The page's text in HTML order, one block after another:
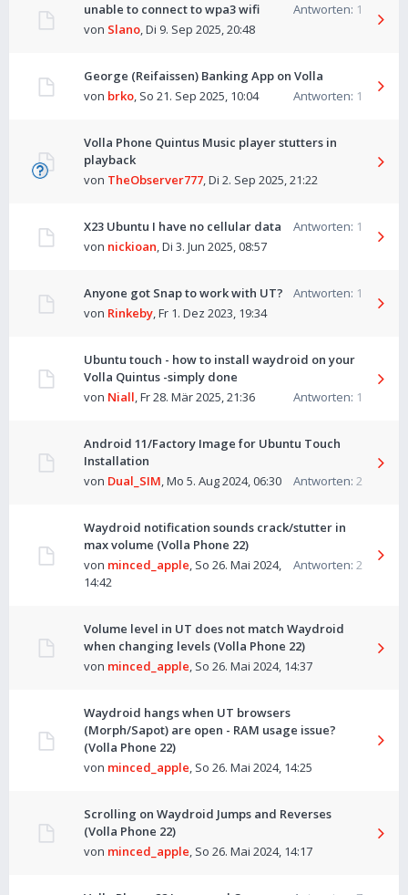
unable to connect to wpa3 wifi Antworten: 1
von Slano,Di 9. Sep 2025, 20:48
George (Reifaissen) Banking App on Volla
Antworten: 1
von brko, So 21. Sep 2025, 10:04
Volla Phone Quintus Music player stutters in
playback
von TheObserver777,Di 2. Sep 2025, 21:22
X23 Ubuntu I have no cellular data Antworten: 1
von nickioan,Di 3. Jun 2025, 08:57
Anyone got Snap to work with UT? Antworten: 1
von Rinkeby,Fr 1. Dez 2023, 19:34
Ubuntu touch - how to install waydroid on your
Volla Quintus -simply done
Antworten: 1
von Niall,Fr 28. Mär 2025, 21:36
Android 11/Factory Image for Ubuntu Touch
Installation
Antworten: 2
von Dual_SIM,Mo 5. Aug 2024, 06:30
Waydroid notification sounds crack/stutter in
max volume (Volla Phone 22)
Antworten: 2
von minced_apple, So 26. Mai 2024,
14:42
Volume level in UT does not match Waydroid
when changing levels (Volla Phone 22)
von minced_apple, So 26. Mai 2024, 14:37
Waydroid hangs when UT browsers
(Morph/Sapot) are open - RAM usage issue?
(Volla Phone 22)
von minced_apple, So 26. Mai 2024, 14:25
Scrolling on Waydroid Jumps and Reverses
(Volla Phone 22)
von minced_apple, So 26. Mai 2024, 14:17